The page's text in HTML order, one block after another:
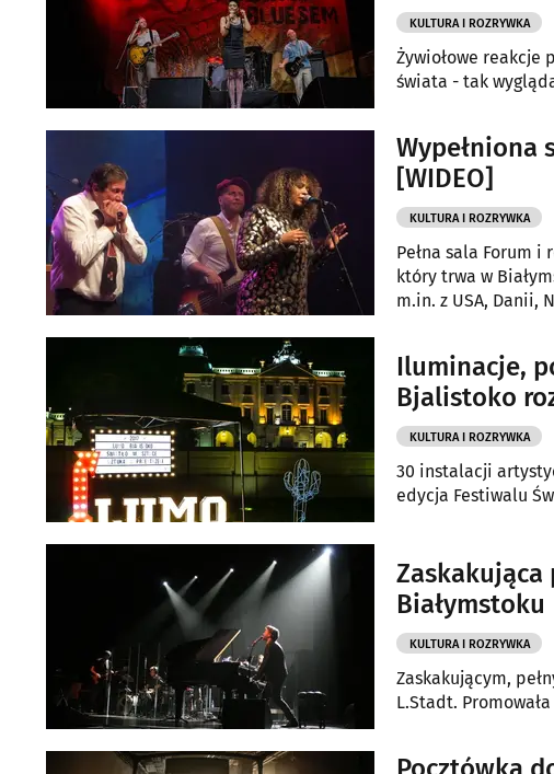
KULTURA I ROZRYWKA
Żywiołowe reakcje
świata - tak
Wypełniona
[WIDEO]
KULTURA I ROZRYWKA
Pełna sala Forum i
który trwa w
m.in. z USA, Danii,
Iluminacje,
Bjalistoko
KULTURA I ROZRYWKA
30 instalacji
edycja Festiwalu
Zaskakująca
Białymstoku
KULTURA I ROZRYWKA
Zaskakującym,
L.Stadt.